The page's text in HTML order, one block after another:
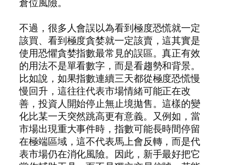
不過，很多人會誤以為看到極度恐慌就一定
該買、看到極度貪婪就一定該賣，這其實是
使用恐懼貪婪指數最常見的誤區。真正有效
的用法不是單看數字，而是看趨勢和背景。
比如說，如果指數連續三天都從極度恐慌慢
慢回升，這往往代表市場情緒可能正在改
善，投資人開始停止無止境拋售。這樣的變
化比某一天突然跳高更有意義。又例如，當
市場出現重大事件時，指數可能長時間停留
在極端區域，這不代表馬上會反轉，而是代
表市場仍在消化風險。因此，新手最好把它